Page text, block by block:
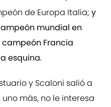
de Europa Italia; y
mundial en
Francia
esquina.
y Scaloni salió a
más, no le interesa